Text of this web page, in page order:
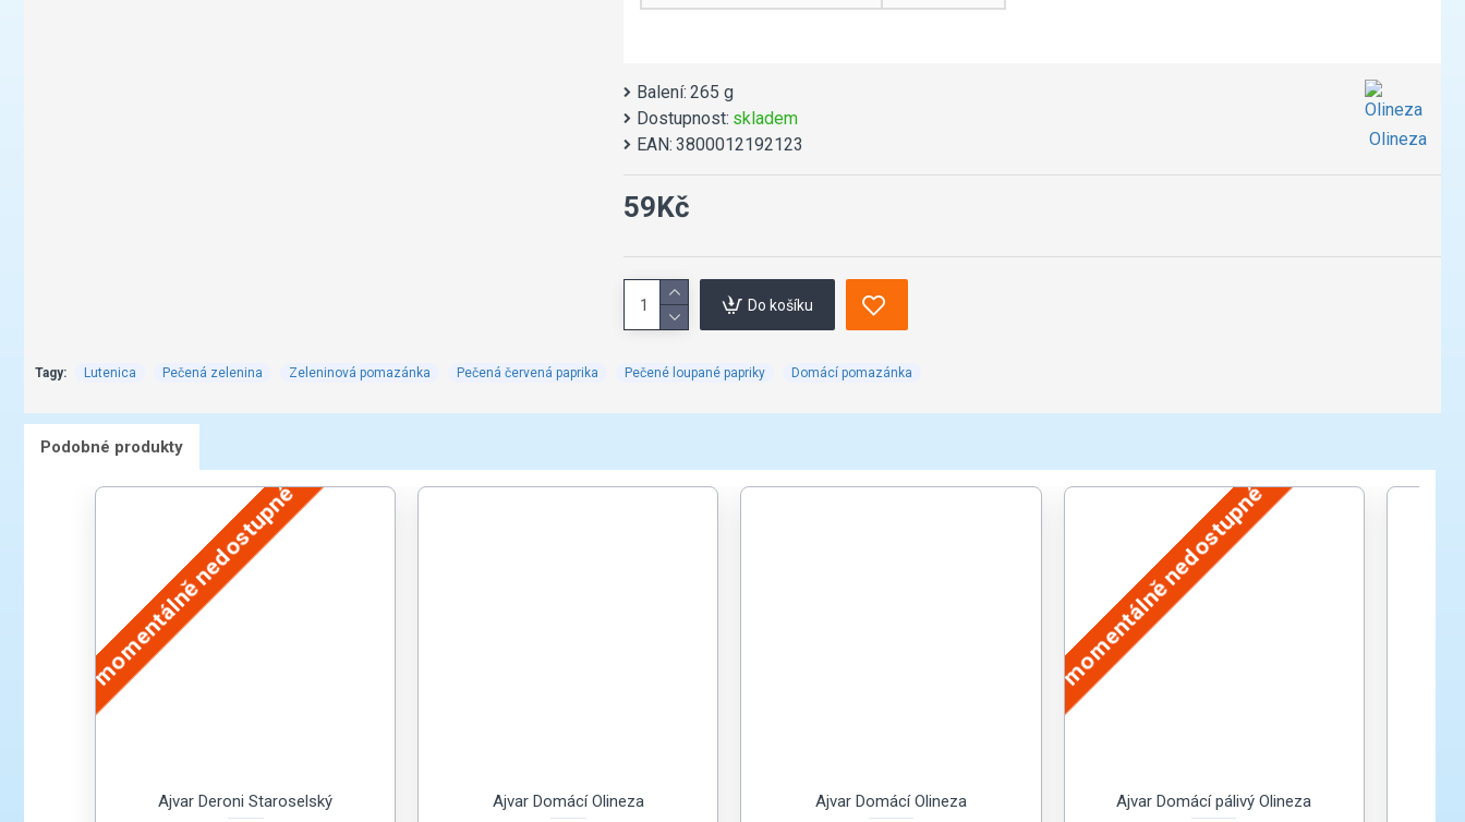
Balení: 265 g
Dostupnost: skladem
EAN: 3800012192123 Olineza
59Kč
Do košíku
Tagy: Lutenica Pečená zelenina Zeleninová pomazánka Pečená červená paprika Pečené loupané papriky Domácí pomazánka
Podobné produkty
momentálně nedostupné
Ajvar Deroni Staroselský Ajvar Domácí Olineza Ajvar Domácí Olineza
momentálně nedostupné
Ajvar Domácí pálivý Olineza